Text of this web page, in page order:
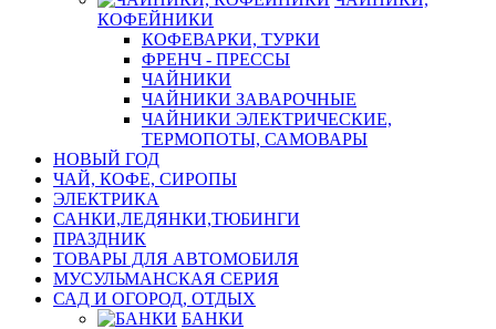
КОФЕЙНИКИ
КОФЕВАРКИ, ТУРКИ
ФРЕНЧ - ПРЕССЫ
ЧАЙНИКИ
ЧАЙНИКИ ЗАВАРОЧНЫЕ
ЧАЙНИКИ ЭЛЕКТРИЧЕСКИЕ,
ТЕРМОПОТЫ, САМОВАРЫ
НОВЫЙ ГОД
ЧАЙ, КОФЕ, СИРОПЫ
ЭЛЕКТРИКА
САНКИ,ЛЕДЯНКИ,ТЮБИНГИ
ПРАЗДНИК
ТОВАРЫ ДЛЯ АВТОМОБИЛЯ
МУСУЛЬМАНСКАЯ СЕРИЯ
САД И ОГОРОД, ОТДЫХ
БАНКИ